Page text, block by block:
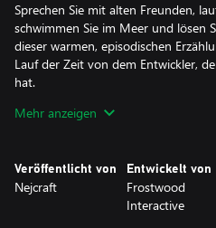
Sprechen Sie mit alten Freunden,
schwimmen Sie im Meer und lösen
dieser warmen, episodischen
Lauf der Zeit von dem Entwickler,
hat.
FUNKTIONEN
aus dem Buch, das Sid zu schreiben
- Einfache, entspannende Rätsel,
Mehr anzeigen
Veröffentlicht von
Nejcraft
Entwickelt von
Frostwood
Interactive